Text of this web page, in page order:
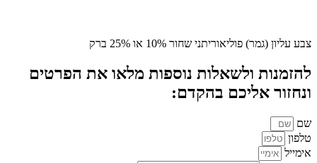
צבע עליון (גמר) פוליאוריתני שחור 10% או 25% ברק
להזמנות ולשאלות נוספות מלאו את הפרטים
ונחזור אליכם בהקדם:
שם
טלפון
אימייל